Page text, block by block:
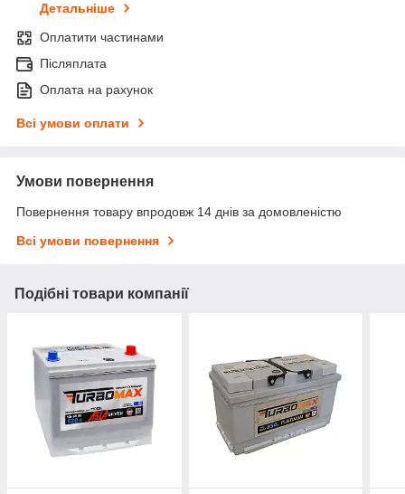
Детальніше
Оплатити частинами
Післяплата
Оплата на рахунок
Всі умови оплати
Умови повернення
Повернення товару впродовж 14 днів за домовленістю
Всі умови повернення
Подібні товари компанії